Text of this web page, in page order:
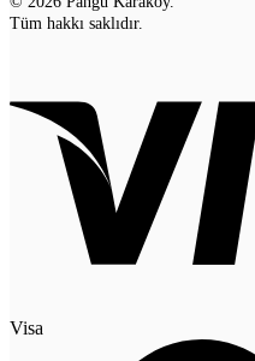
Tüm hakkı saklıdır.
Visa